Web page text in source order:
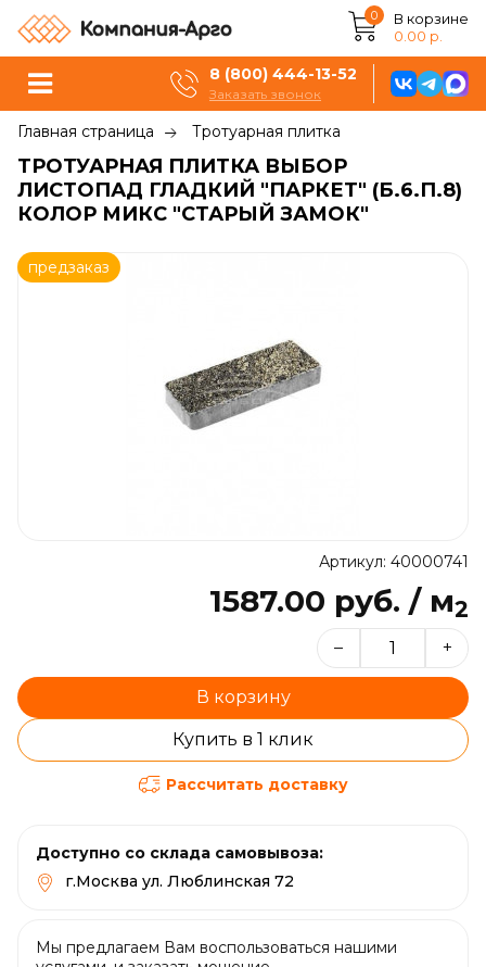
0
В корзине
0.00 р.
8 (800) 444-13-52
Заказать звонок
Главная страница Тротуарная плитка
ТРОТУАРНАЯ ПЛИТКА ВЫБОР
ЛИСТОПАД ГЛАДКИЙ "ПАРКЕТ" (Б.6.П.8)
КОЛОР МИКС "СТАРЫЙ ЗАМОК"
предзаказ
Артикул: 40000741
1587.00 руб. / м2
– +
В корзину
Купить в 1 клик
Рассчитать доставку
Доступно со склада самовывоза:
г.Москва ул. Люблинская 72
Мы предлагаем Вам воспользоваться нашими